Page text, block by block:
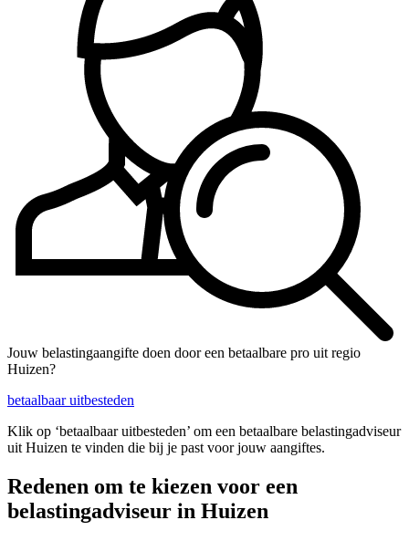
Jouw belastingaangifte doen door een betaalbare pro uit regio
Huizen?
betaalbaar uitbesteden
Klik op ‘betaalbaar uitbesteden’ om een betaalbare belastingadviseur
uit Huizen te vinden die bij je past voor jouw aangiftes.
Redenen om te kiezen voor een
belastingadviseur in Huizen